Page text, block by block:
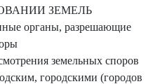
ЗЕМЕЛЬ
органы, разрешающие
земельных споров
городскими (городов